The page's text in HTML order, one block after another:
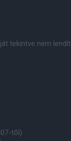
tekintve nem
tõl)